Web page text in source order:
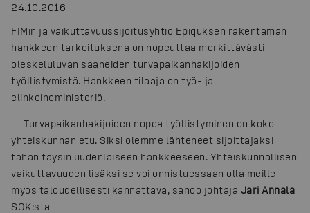
24.10.2016
FIMin ja vaikuttavuussijoitusyhtiö Epiquksen rakentaman
hankkeen tarkoituksena on nopeuttaa merkittävästi
oleskeluluvan saaneiden turvapaikanhakijoiden
työllistymistä. Hankkeen tilaaja on työ- ja
elinkeinoministeriö.
— Turvapaikanhakijoiden nopea työllistyminen on koko
yhteiskunnan etu. Siksi olemme lähteneet sijoittajaksi
tähän täysin uudenlaiseen hankkeeseen. Yhteiskunnallisen
vaikuttavuuden lisäksi se voi onnistuessaan olla meille
myös taloudellisesti kannattava, sanoo johtaja Jari Annala
SOK:sta